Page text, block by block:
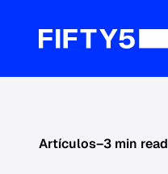
Artículos–3 min read